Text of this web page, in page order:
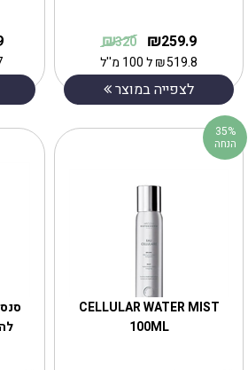
259.9
₪
320
₪
519.8
₪ל 100 מ''ל
לצפייה במוצר
‎CELLULAR‎ ‎WATER‎ ‎MIST‎
‎100‎ML
35%
הנחה